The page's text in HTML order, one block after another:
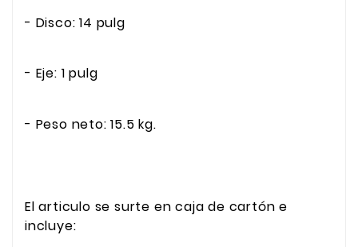
- Disco: 14 pulg
- Eje: 1 pulg
- Peso neto: 15.5 kg.
El articulo se surte en caja de cartón e
incluye: